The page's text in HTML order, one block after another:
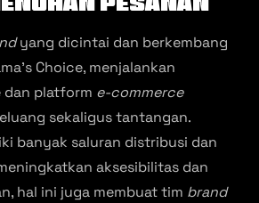
yang dicintai dan berkembang
Choice, menjalankan
dan platform e-commerce
sekaligus tantangan.
banyak saluran distribusi dan
aksesibilitas dan
hal ini juga membuat tim brand